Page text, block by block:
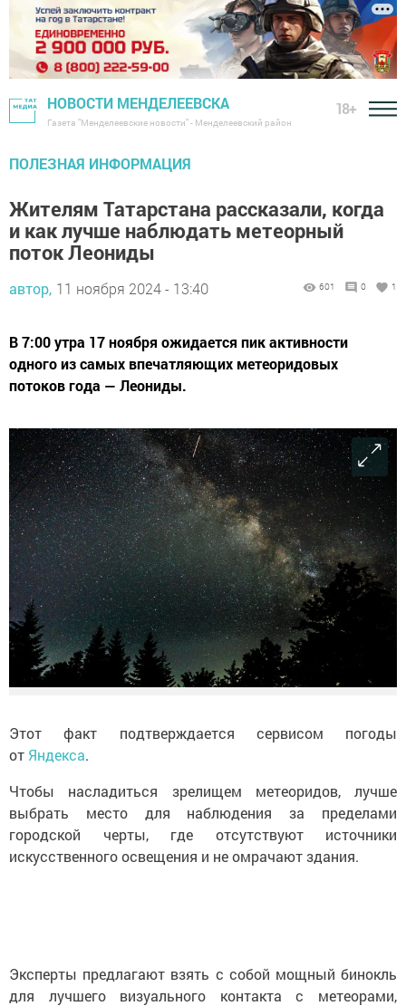
НОВОСТИ МЕНДЕЛЕЕВСКА
Газета "Менделеевские новости" - Менделеевский район
18+
ПОЛЕЗНАЯ ИНФОРМАЦИЯ
Жителям Татарстана рассказали, когда
и как лучше наблюдать метеорный
поток Леониды
автор, 11 ноября 2024 - 13:40 601 0 1
В 7:00 утра 17 ноября ожидается пик активности
одного из самых впечатляющих метеоридовых
потоков года — Леониды.
Этот факт подтверждается сервисом погоды
от Яндекса.
Чтобы насладиться зрелищем метеоридов, лучше
выбрать место для наблюдения за пределами
городской черты, где отсутствуют источники
искусственного освещения и не омрачают здания.
Эксперты предлагают взять с собой мощный бинокль
для лучшего визуального контакта с метеорами,